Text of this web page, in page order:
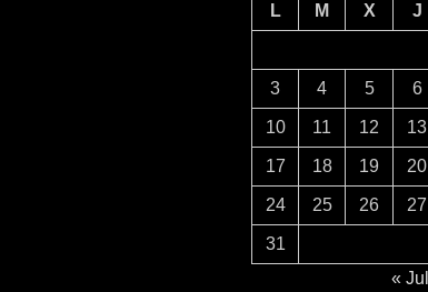
L
M X J
3 4 5 6
10 11 12 13
17 18 19 20
24 25 26 27
31
« Jul